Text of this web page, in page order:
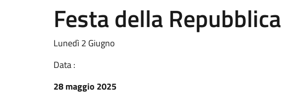
Festa della Repubblica
Lunedì 2 Giugno
Data :
28 maggio 2025